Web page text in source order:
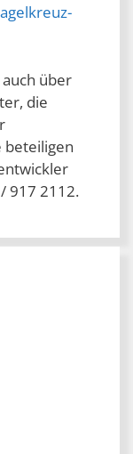
über
die
beteiligen
917 2112.